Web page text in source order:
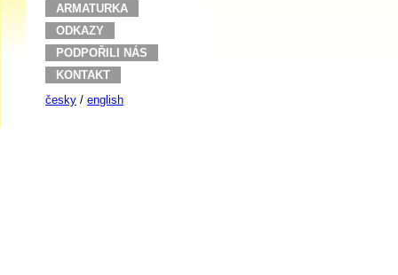
ARMATURKA
ODKAZY
PODPOŘILI NÁS
KONTAKT
česky / english